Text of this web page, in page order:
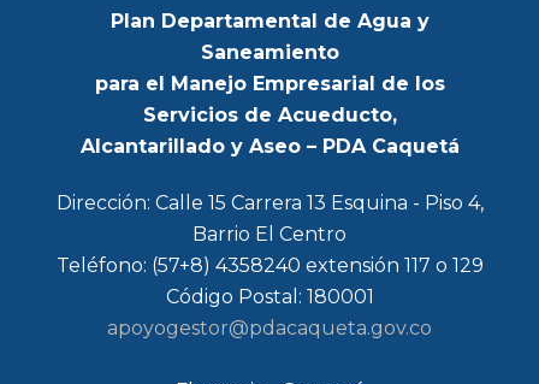
Plan Departamental de Agua y
Saneamiento
para el Manejo Empresarial de los
Servicios de Acueducto,
Alcantarillado y Aseo – PDA Caquetá
Dirección: Calle 15 Carrera 13 Esquina - Piso 4,
Barrio El Centro
Teléfono: (57+8) 4358240 extensión 117 o 129
Código Postal: 180001
apoyogestor@pdacaqueta.gov.co